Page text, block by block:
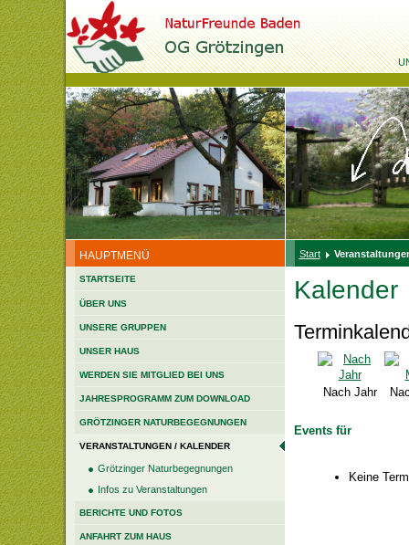
HAUPTMENÜ
STARTSEITE
ÜBER UNS
UNSERE GRUPPEN
UNSER HAUS
WERDEN SIE MITGLIED BEI UNS
JAHRESPROGRAMM ZUM DOWNLOAD
GRÖTZINGER NATURBEGEGNUNGEN
VERANSTALTUNGEN / KALENDER
Grötzinger Naturbegegnungen
Infos zu Veranstaltungen
BERICHTE UND FOTOS
ANFAHRT ZUM HAUS
Start
Kalender
Nach Jahr
Events für
Keine